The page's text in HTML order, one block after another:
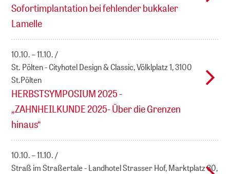
Sofortimplantation bei fehlender bukkaler
Lamelle
10.10. – 11.10.
St. Pölten - Cityhotel Design & Classic, Völklplatz 1, 3100
St.Pölten
HERBSTSYMPOSIUM 2025 -
„ZAHNHEILKUNDE 2025- Über die Grenzen
hinaus“
10.10. – 11.10.
Straß im Straßertale - Landhotel Strasser Hof, Marktplatz 30,